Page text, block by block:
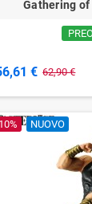
Gathering of
€ 62,90 €
NUOVO